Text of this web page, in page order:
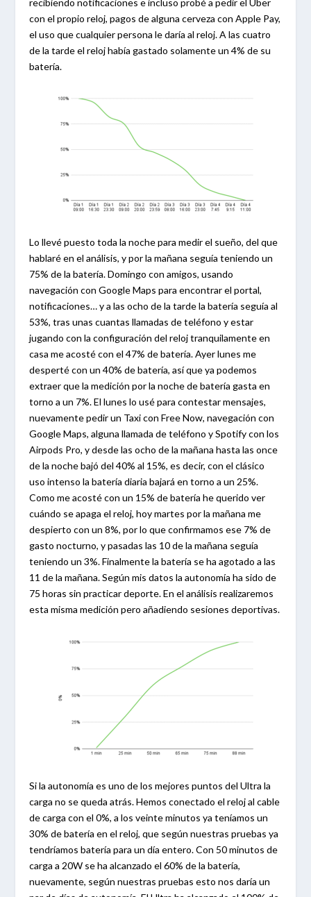
con el propio reloj, pagos de alguna cerveza con Apple Pay,
el uso que cualquier persona le daría al reloj. A las cuatro
de la tarde el reloj había gastado solamente un 4% de su
batería.
Lo llevé puesto toda la noche para medir el sueño, del que
hablaré en el análisis, y por la mañana seguía teniendo un
75% de la batería. Domingo con amigos, usando
navegación con Google Maps para encontrar el portal,
notificaciones… y a las ocho de la tarde la batería seguía al
53%, tras unas cuantas llamadas de teléfono y estar
jugando con la configuración del reloj tranquilamente en
casa me acosté con el 47% de batería. Ayer lunes me
desperté con un 40% de batería, así que ya podemos
extraer que la medición por la noche de batería gasta en
torno a un 7%. El lunes lo usé para contestar mensajes,
nuevamente pedir un Taxi con Free Now, navegación con
Google Maps, alguna llamada de teléfono y Spotify con los
Airpods Pro, y desde las ocho de la mañana hasta las once
de la noche bajó del 40% al 15%, es decir, con el clásico
uso intenso la batería diaria bajará en torno a un 25%.
Como me acosté con un 15% de batería he querido ver
cuándo se apaga el reloj, hoy martes por la mañana me
despierto con un 8%, por lo que confirmamos ese 7% de
gasto nocturno, y pasadas las 10 de la mañana seguía
teniendo un 3%. Finalmente la batería se ha agotado a las
11 de la mañana. Según mis datos la autonomía ha sido de
75 horas sin practicar deporte. En el análisis realizaremos
esta misma medición pero añadiendo sesiones deportivas.
Si la autonomía es uno de los mejores puntos del Ultra la
carga no se queda atrás. Hemos conectado el reloj al cable
de carga con el 0%, a los veinte minutos ya teníamos un
30% de batería en el reloj, que según nuestras pruebas ya
tendríamos batería para un día entero. Con 50 minutos de
carga a 20W se ha alcanzado el 60% de la batería,
nuevamente, según nuestras pruebas esto nos daría un